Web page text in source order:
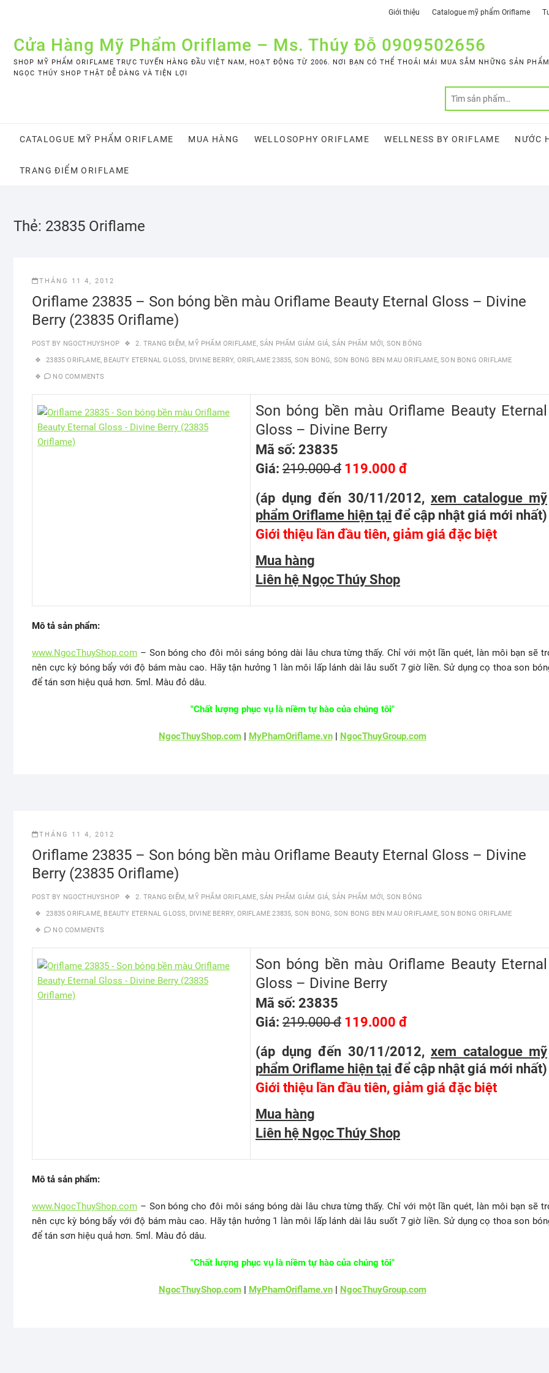
content
Giới thiệu Catalogue mỹ phẩm Oriflame
Cửa Hàng Mỹ Phẩm Oriflame – Ms. Thúy Đỗ 0909502656
SHOP MỸ PHẨM ORIFLAME TRỰC TUYẾN HÀNG ĐẦU VIỆT NAM, HOẠT ĐỘNG TỪ 2006. NƠI BẠN CÓ THỂ THOẢI MÁI MUA SẮM NHỮNG SẢN
NGỌC THÚY SHOP THẬT DỄ DÀNG VÀ TIỆN LỢI
CATALOGUE MỸ PHẨM ORIFLAME MUA HÀNG WELLOSOPHY ORIFLAME WELLNESS BY ORIFLAME NƯỚC
TRANG ĐIỂM ORIFLAME
Thẻ: 23835 Oriflame
THÁNG 11 4, 2012
Oriflame 23835 – Son bóng bền màu Oriflame Beauty Eternal Gloss – Divine
Berry (23835 Oriflame)
POST BY NGOCTHUYSHOP 2. TRANG ĐIỂM, MỸ PHẨM ORIFLAME,SẢN PHẨM GIẢM GIÁ, SẢN PHẨM MỚI, SON BÓNG
23835 ORIFLAME, BEAUTY ETERNAL GLOSS, DIVINE BERRY, ORIFLAME 23835, SON BONG, SON BONG BEN MAU ORIFLAME,SON BONG ORIFLAME
NO COMMENTS
Son bóng bền màu Oriflame Beauty Eternal
Gloss – Divine Berry
Mã số: 23835
Giá: 219.000 đ 119.000 đ
(áp dụng đến 30/11/2012, xem catalogue mỹ
phẩm Oriflame hiện tại để cập nhật giá mới nhất)
Giới thiệu lần đầu tiên, giảm giá đặc biệt
Mua hàng
Liên hệ Ngọc Thúy Shop
Mô tả sản phẩm:
www.NgocThuyShop.com – Son bóng cho đôi môi sáng bóng dài lâu chưa từng thấy. Chỉ với một lần quét, làn môi bạn sẽ
nên cực kỳ bóng bẩy với độ bám màu cao. Hãy tận hưởng 1 làn môi lấp lánh dài lâu suốt 7 giờ liền. Sử dụng cọ thoa son
để tán sơn hiệu quả hơn. 5ml. Màu đỏ dâu.
"Chất lượng phục vụ là niềm tự hào của chúng tôi"
NgocThuyShop.com| MyPhamOriflame.vn| NgocThuyGroup.com
THÁNG 11 4, 2012
Oriflame 23835 – Son bóng bền màu Oriflame Beauty Eternal Gloss – Divine
Berry (23835 Oriflame)
POST BY NGOCTHUYSHOP 2. TRANG ĐIỂM, MỸ PHẨM ORIFLAME,SẢN PHẨM GIẢM GIÁ, SẢN PHẨM MỚI, SON BÓNG
23835 ORIFLAME, BEAUTY ETERNAL GLOSS, DIVINE BERRY, ORIFLAME 23835, SON BONG, SON BONG BEN MAU ORIFLAME,SON BONG ORIFLAME
NO COMMENTS
Son bóng bền màu Oriflame Beauty Eternal
Gloss – Divine Berry
Mã số: 23835
Giá: 219.000 đ 119.000 đ
(áp dụng đến 30/11/2012, xem catalogue mỹ
phẩm Oriflame hiện tại để cập nhật giá mới nhất)
Giới thiệu lần đầu tiên, giảm giá đặc biệt
Mua hàng
Liên hệ Ngọc Thúy Shop
Mô tả sản phẩm:
www.NgocThuyShop.com – Son bóng cho đôi môi sáng bóng dài lâu chưa từng thấy. Chỉ với một lần quét, làn môi bạn sẽ
nên cực kỳ bóng bẩy với độ bám màu cao. Hãy tận hưởng 1 làn môi lấp lánh dài lâu suốt 7 giờ liền. Sử dụng cọ thoa son
để tán sơn hiệu quả hơn. 5ml. Màu đỏ dâu.
"Chất lượng phục vụ là niềm tự hào của chúng tôi"
NgocThuyShop.com| MyPhamOriflame.vn| NgocThuyGroup.com